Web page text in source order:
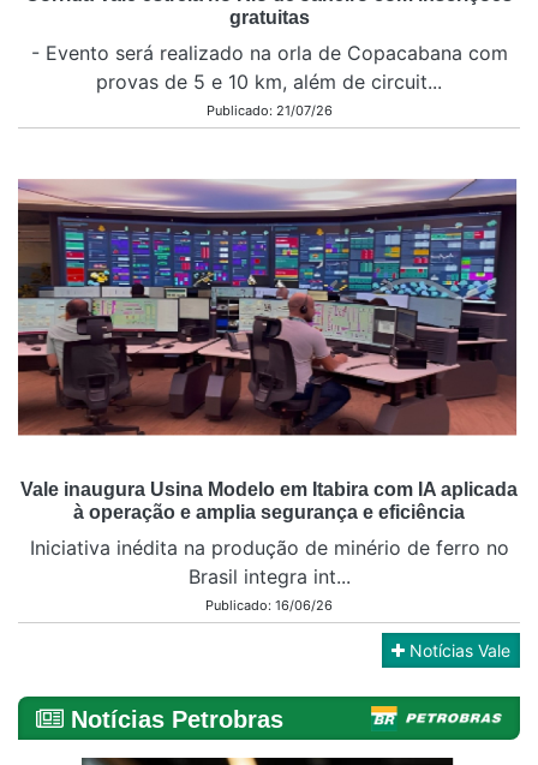
gratuitas
- Evento será realizado na orla de Copacabana com
provas de 5 e 10 km, além de circuit...
Publicado: 21/07/26
Vale inaugura Usina Modelo em Itabira com IA aplicada
à operação e amplia segurança e eficiência
Iniciativa inédita na produção de minério de ferro no
Brasil integra int...
Publicado: 16/06/26
Notícias Vale
Notícias Petrobras